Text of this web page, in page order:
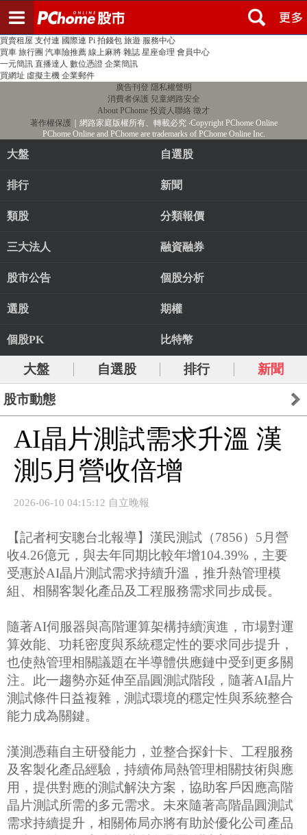
PChome首頁 線上購物 24h購物 書店
買賣租屋 支付連 國際連 Pi 拍錢包 旅遊 服務中心
買車 旅行團 汽車險推薦 線上麻將 雜誌 星座命理 會員中心
一元簡訊 直播達人 數位憑證 企業簡訊
買網址 虛擬主機 企業郵件
廣告刊登 隱私權聲明
消費者保護 兒童網路安全
About PChome 投資人聯絡 徵才
著作權保護 ｜網路家庭版權所有、轉載必究‧Copyright PChome Online
PChome Online and PChome are trademarks of PChome Online Inc.
大盤 自選股
排行 新聞
類股 分類報價
三大法人 融資融券
股市公告 個股分析
選股 期權
個股PK 比特幣
大盤 自選股 排行 新聞
股市動態
AI晶片測試需求升溫 漢
測5月營收倍增
2026-06-10 04:15:12 自立晚報
【記者柯安聰台北報導】漢民測試（7856）5月營
收4.26億元，與去年同期比較年增104.39%，主要
受惠於AI晶片測試需求持續升溫，推升熱管理模
組、相關客製化產品及工程服務需求同步成長。
隨著AI伺服器與高階運算架構持續演進，市場對運
算效能、功耗密度與系統穩定性的要求同步提升，
也使熱管理相關議題在半導體供應鏈中受到更多關
注。此一趨勢亦延伸至晶圓測試階段，隨著AI晶片
測試條件日益複雜，測試環境的穩定性與系統整合
能力成為關鍵。
漢測憑藉自主研發能力，並整合探針卡、工程服務
及客製化產品經驗，持續佈局熱管理相關技術與應
用，提供對應的測試解決方案，協助客戶因應高階
晶片測試所需的多元需求。未來隨著高階晶圓測試
需求持續提升，相關佈局亦將有助於優化公司產品